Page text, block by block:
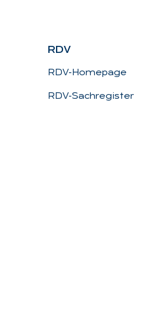
RDV
RDV-Homepage
RDV-Sachregister